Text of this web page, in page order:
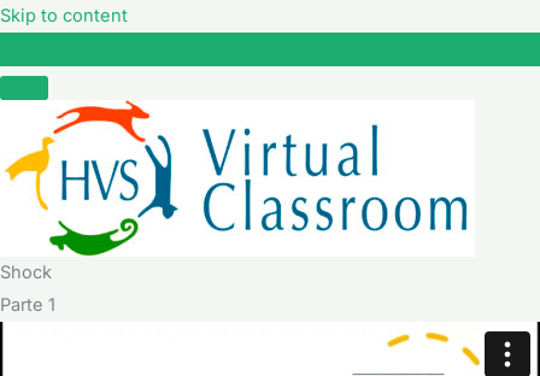
Skip to content
Shock
Parte 1